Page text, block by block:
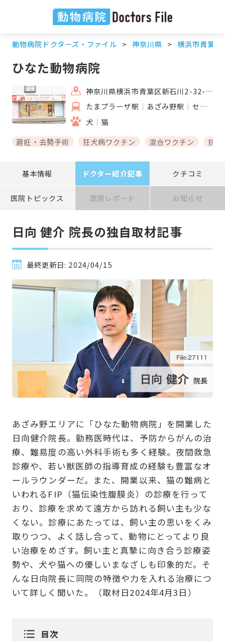
動物病院ドクターズ・ファイル 神奈川県 横浜市青葉区
ひなた動物病院
神奈川県横浜市青葉区新石川2-32-7 第5みなもとビル1-A
たまプラーザ駅
あざみ野駅
センター北駅
犬
猫
避妊・去勢手術
狂犬病ワクチン 混合ワクチン 抗
基本情報 ドクター紹介記事 クチコミ
医院トピックス 医院レポート お知らせ
日向 健介 院長の独自取材記事
最終更新日: 2024/04/15
あざみ野エリアに「ひなた動物病院」を開業した
日向健介院長。勤務医時代は、予防からがんの治
療、難易度の高い外科手術も多く経験。夜間救急
診療や、若い獣医師の指導育成の経験も豊富なオ
ールラウンダーだ。また、開業以来、猫の難病と
いわれるFIP（猫伝染性腹膜炎）の診療を行って
おり、診療を求めて遠方から訪れる飼い主も少な
くない。診療にあたっては、飼い主の思いをくみ
取りつつ、よく話し合って、動物にとってより良
い治療をめざす。飼い主と真摯に向き合う診療姿
勢や、犬や猫への優しいまなざしも印象的だ。そ
んな日向院長に同院の特徴や力を入れる治療につ
いて詳しく聞いた。（取材日2024年4月3日）
目次